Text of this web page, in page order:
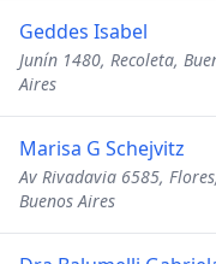
Geddes Isabel
Junín 1480, Recoleta,
Aires
Marisa G Schejvitz
Av Rivadavia 6585,
Buenos Aires